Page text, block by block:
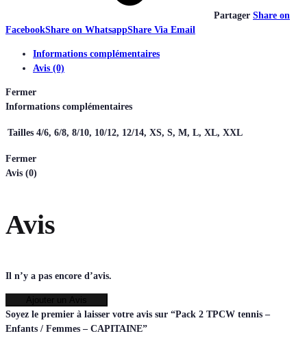
Partager Share on
FacebookShare on WhatsappShare Via Email
Informations complémentaires
Avis (0)
Fermer
Informations complémentaires
Tailles 4/6, 6/8, 8/10, 10/12, 12/14, XS, S, M, L, XL, XXL
Fermer
Avis (0)
Avis
Il n’y a pas encore d’avis.
Soyez le premier à laisser votre avis sur “Pack 2 TPCW tennis –
Enfants / Femmes – CAPITAINE”